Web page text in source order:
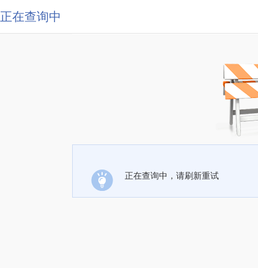
正在查询中
正在查询中，请刷新重试